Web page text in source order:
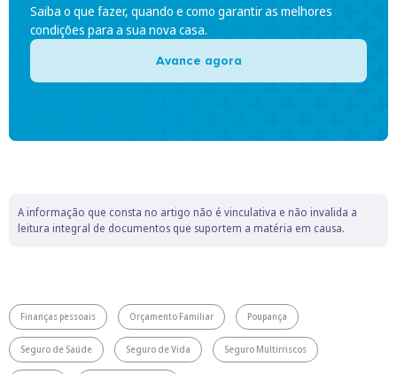
Saiba o que fazer, quando e como garantir as melhores
condições para a sua nova casa.
Avance agora
A informação que consta no artigo não é vinculativa e não invalida a
leitura integral de documentos que suportem a matéria em causa.
Finanças pessoais Orçamento Familiar Poupança
Seguro de Saúde Seguro de Vida Seguro Multirriscos